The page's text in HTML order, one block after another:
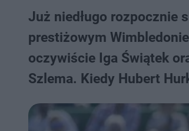
Już niedługo rozpocznie
prestiżowym
oczywiście Iga Świątek
Szlema. Kiedy Hubert